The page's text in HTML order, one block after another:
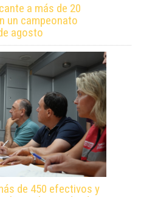
a más de 20
un campeonato
agosto
de 450 efectivos y